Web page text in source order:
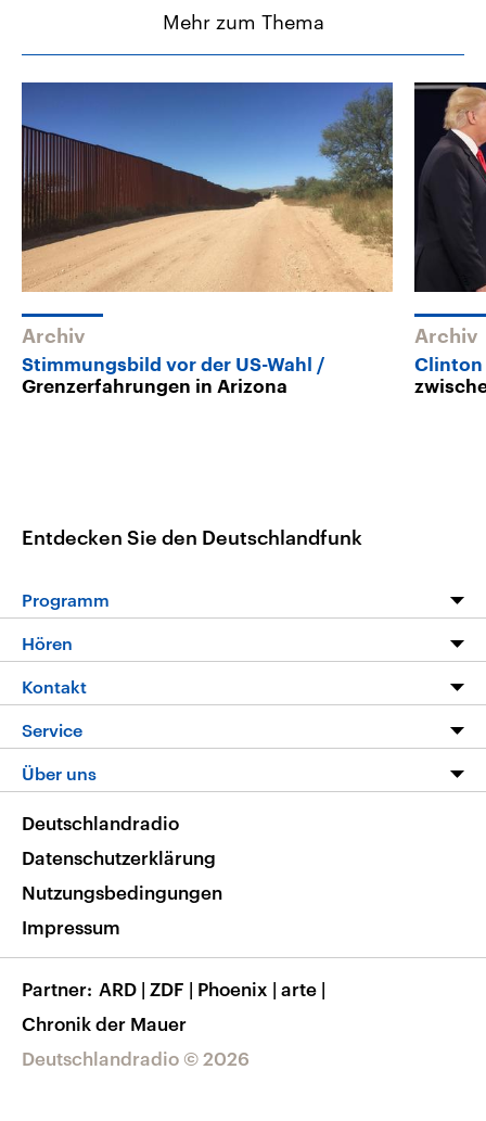
Mehr zum Thema
Archiv
Stimmungsbild vor der US-Wahl
Grenzerfahrungen in Arizona
Archiv
Clinton
Entdecken Sie den Deutschlandfunk
Programm
Programm
Die Nachrichten
Nachrichtenleicht
Neue Beiträge auf dlf.de
Hören
Livestream
Podcasts
Deutschlandfunk App
Nachrichten App
Frequenzen
Kontakt
Hörerservice
Service
FAQ
Veranstaltungen
Musikliste
RSS
Über uns
Barrierefreiheit
Deutschlandradio © 2026
Deutschlandradio
Datenschutzerklärung
Nutzungsbedingungen
Impressum
Partner ARD | ZDF | Phoenix | arte |
Chronik der Mauer